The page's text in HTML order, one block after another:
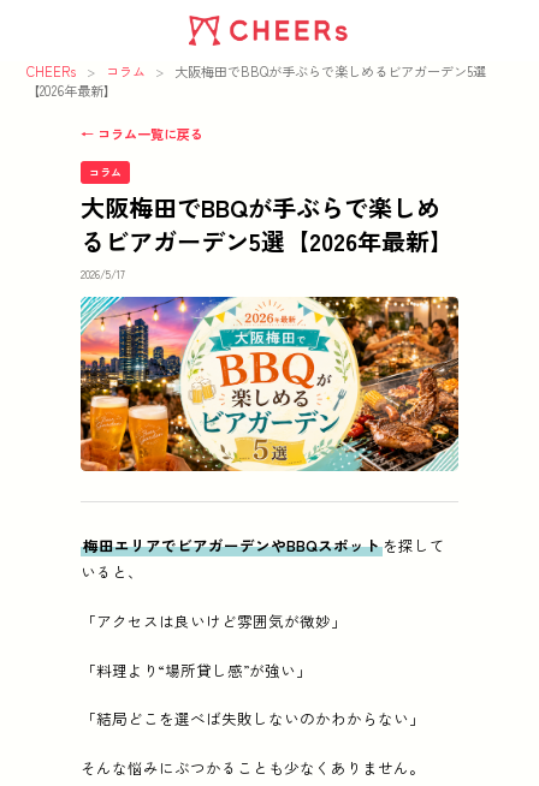
CHEERs > コラム >
大阪梅田でBBQが手ぶらで楽しめるビアガーデン5選
【2026年最新】
← コラム一覧に戻る
コラム
大阪梅田でBBQが手ぶらで楽しめ
るビアガーデン5選【2026年最新】
2026/5/17
この記事の要点
梅田エリアでビアガーデンやBBQスポットを探し
紹介店 (4店):カラオケ&amp;ダーツバー ASOBIBAR
梅田エリアでビアガーデンやBBQスポットを探して
いると、
「アクセスは良いけど雰囲気が微妙」
「料理より“場所貸し感”が強い」
「結局どこを選べば失敗しないのかわからない」
そんな悩みにぶつかることも少なくありません。